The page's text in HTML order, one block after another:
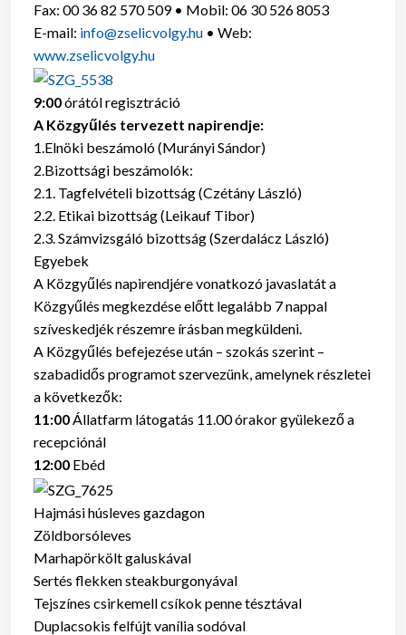
Fax: 00 36 82 570 509 • Mobil: 06 30 526 8053
E-mail: info@zselicvolgy.hu • Web:
www.zselicvolgy.hu
9:00órától regisztráció
A Közgyűlés tervezett napirendje:
1.Elnöki beszámoló (Murányi Sándor)
2.Bizottsági beszámolók:
2.1. Tagfelvételi bizottság (Czétány László)
2.2. Etikai bizottság (Leikauf Tibor)
2.3. Számvizsgáló bizottság (Szerdalácz László)
Egyebek
A Közgyűlés napirendjére vonatkozó javaslatát a
Közgyűlés megkezdése előtt legalább 7 nappal
szíveskedjék részemre írásban megküldeni.
A Közgyűlés befejezése után – szokás szerint –
szabadidős programot szervezünk, amelynek részletei
a következők:
11:00Állatfarm látogatás 11.00 órakor gyülekező a
recepciónál
12:00 Ebéd
Hajmási húsleves gazdagon
Zöldborsóleves
Marhapörkölt galuskával
Sertés flekken steakburgonyával
Tejszínes csirkemell csíkok penne tésztával
Duplacsokis felfújt vanília sodóval